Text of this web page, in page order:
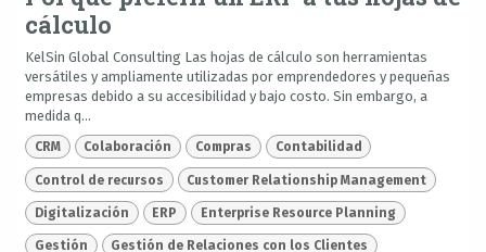
cálculo
KelSin Global Consulting Las hojas de cálculo son herramientas
versátiles y ampliamente utilizadas por emprendedores y pequeñas
empresas debido a su accesibilidad y bajo costo. Sin embargo, a
medida q...
CRM Colaboración Compras Contabilidad
Control de recursos Customer Relationship Management
Digitalización ERP Enterprise Resource Planning
Gestión Gestión de Relaciones con los Clientes